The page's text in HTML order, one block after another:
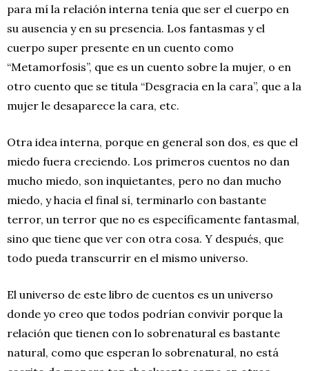
para mí la relación interna tenía que ser el cuerpo en
su ausencia y en su presencia. Los fantasmas y el
cuerpo super presente en un cuento como
“Metamorfosis”, que es un cuento sobre la mujer, o en
otro cuento que se titula “Desgracia en la cara”, que a la
mujer le desaparece la cara, etc.
Otra idea interna, porque en general son dos, es que el
miedo fuera creciendo. Los primeros cuentos no dan
mucho miedo, son inquietantes, pero no dan mucho
miedo, y hacia el final sí, terminarlo con bastante
terror, un terror que no es específicamente fantasmal,
sino que tiene que ver con otra cosa. Y después, que
todo pueda transcurrir en el mismo universo.
El universo de este libro de cuentos es un universo
donde yo creo que todos podrían convivir porque la
relación que tienen con lo sobrenatural es bastante
natural, como que esperan lo sobrenatural, no está